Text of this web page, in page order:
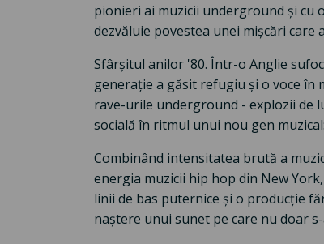
pionieri ai muzicii underground și cu
dezvăluie povestea unei mișcări
Sfârșitul anilor '80. Într-o Anglie
generație a găsit refugiu și o voce în
rave-urile underground - explozii de
socială în ritmul unui nou gen
Combinând intensitatea brută a
energia muzicii hip hop din New
linii de bas puternice și o producție
naștere unui sunet pe care nu doar